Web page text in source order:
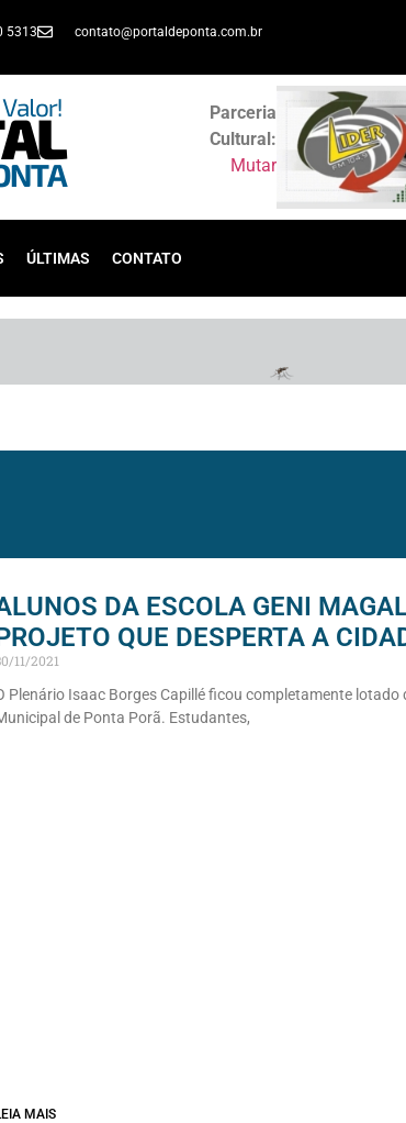
5313 contato@portaldeponta.com.br
Parceria
Cultural:
Mutar
ÚLTIMAS CONTATO
DA ESCOLA GENI
QUE DESPERTA A
11/2021
Plenário Isaac Borges Capillé ficou completamente
de Ponta Porã. Estudantes,
MAIS